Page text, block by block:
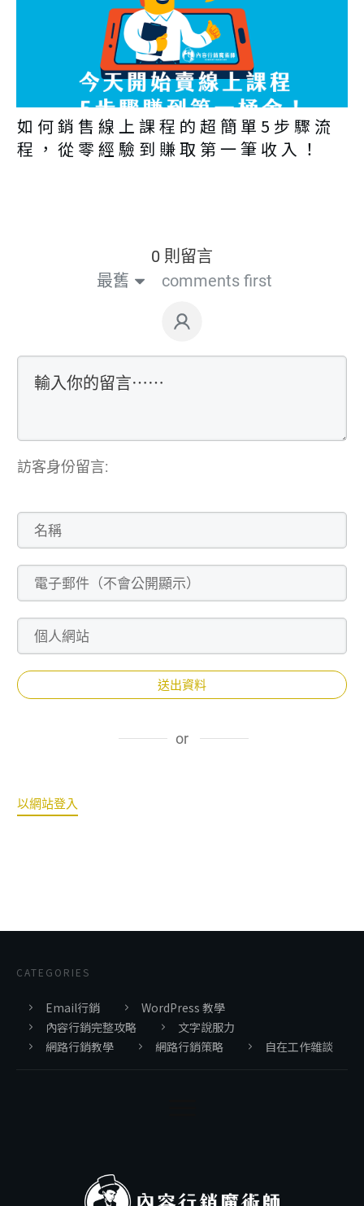
如何銷售線上課程的超簡單5步驟流
程，從零經驗到賺取第一筆收入！
0 則留言
最舊
comments first
訪客身份留言:
送出資料
or
以網站登入
CATEGORIES
Email行銷
WordPress 教學
內容行銷完整攻略
文字說服力
網路行銷教學
網路行銷策略 自在工作雜談